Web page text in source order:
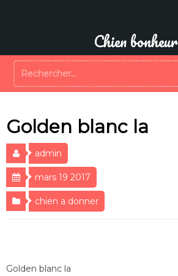
Chien bonheur
Golden blanc la
admin
mars 19 2017
chien a donner
Golden blanc la
Rechercher :